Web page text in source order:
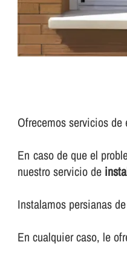
Ofrecemos servicios
En caso de que el
nuestro servicio de
Instalamos persianas
En cualquier caso, le